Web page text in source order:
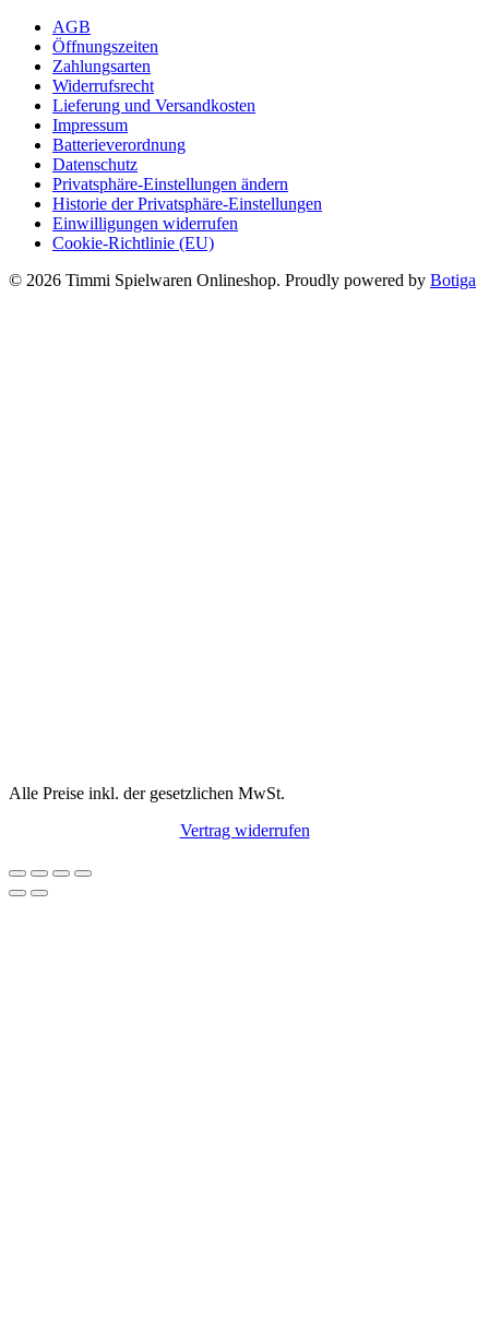
AGB
Öffnungszeiten
Zahlungsarten
Widerrufsrecht
Lieferung und Versandkosten
Impressum
Batterieverordnung
Datenschutz
Privatsphäre-Einstellungen ändern
Historie der Privatsphäre-Einstellungen
Einwilligungen widerrufen
Cookie-Richtlinie (EU)
© 2026 Timmi Spielwaren Onlineshop. Proudly powered by Botiga
Alle Preise inkl. der gesetzlichen MwSt.
Vertrag widerrufen